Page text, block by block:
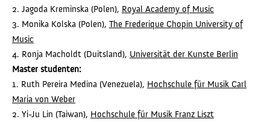
2. Jagoda Kreminska (Polen), Royal Academy of Music
3. Monika Kolska (Polen), The Frederique Chopin University of
Music
4. Ronja Macholdt (Duitsland), Universität der Kunste Berlin
Master studenten:
1. Ruth Pereira Medina (Venezuela), Hochschule für Musik Carl
Maria von Weber
2. Yi-Ju Lin (Taiwan), Hochschule für Musik Franz Liszt